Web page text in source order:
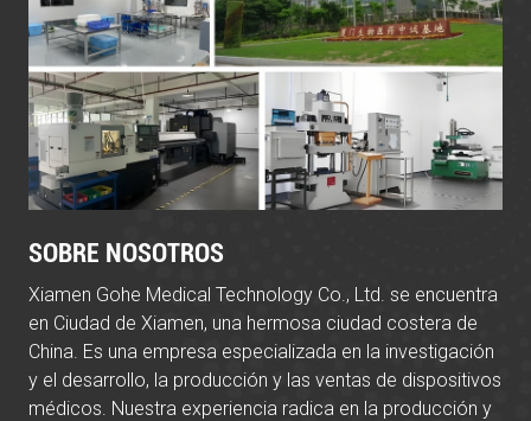
SOBRE NOSOTROS
Xiamen Gohe Medical Technology Co., Ltd. se encuentra
en Ciudad de Xiamen, una hermosa ciudad costera de
China. Es una empresa especializada en la investigación
y el desarrollo, la producción y las ventas de dispositivos
médicos. Nuestra experiencia radica en la producción y